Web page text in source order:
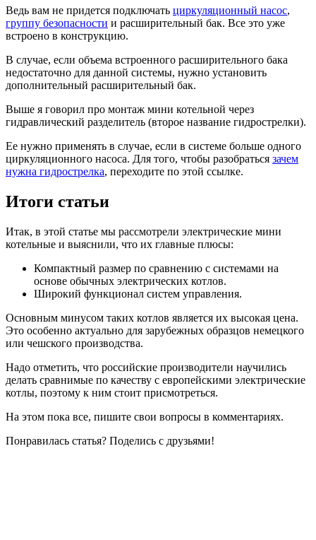
Ведь вам не придется подключать циркуляционный насос,
группу безопасности и расширительный бак. Все это уже
встроено в конструкцию.
В случае, если объема встроенного расширительного бака
недостаточно для данной системы, нужно установить
дополнительный расширительный бак.
Выше я говорил про монтаж мини котельной через
гидравлический разделитель (второе название гидрострелки).
Ее нужно применять в случае, если в системе больше одного
циркуляционного насоса. Для того, чтобы разобраться зачем
нужна гидрострелка, переходите по этой ссылке.
Итоги статьи
Итак, в этой статье мы рассмотрели электрические мини
котельные и выяснили, что их главные плюсы:
Компактный размер по сравнению с системами на
основе обычных электрических котлов.
Широкий функционал систем управления.
Основным минусом таких котлов является их высокая цена.
Это особенно актуально для зарубежных образцов немецкого
или чешского производства.
Надо отметить, что российские производители научились
делать сравнимые по качеству с европейскими электрические
котлы, поэтому к ним стоит присмотреться.
На этом пока все, пишите свои вопросы в комментариях.
Понравилась статья? Поделись с друзьями!